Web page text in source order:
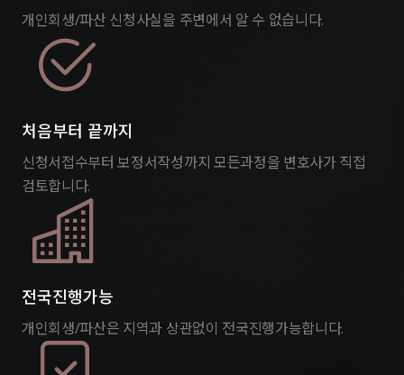
개인회생/파산 신청사실을 주변에서 알 수 없습니다.
처음부터 끝까지
신청서접수부터 보정서작성까지 모든과정을 변호사가 직접
검토합니다.
전국진행가능
개인회생/파산은 지역과 상관없이 전국진행가능합니다.